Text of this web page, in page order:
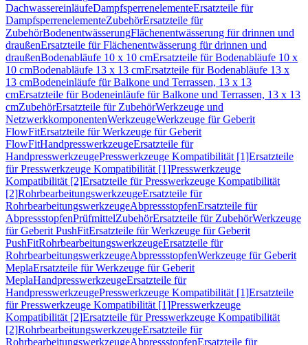
DachwassereinläufeDampfsperrenelementeErsatzteile für
DampfsperrenelementeZubehörErsatzteile für
ZubehörBodenentwässerungFlächenentwässerung für drinnen und
draußenErsatzteile für Flächenentwässerung für drinnen und
draußenBodenabläufe 10 x 10 cmErsatzteile für Bodenabläufe 10 x
10 cmBodenabläufe 13 x 13 cmErsatzteile für Bodenabläufe 13 x
13 cmBodeneinläufe für Balkone und Terrassen, 13 x 13
cmErsatzteile für Bodeneinläufe für Balkone und Terrassen, 13 x 13
cmZubehörErsatzteile für ZubehörWerkzeuge und
NetzwerkkomponentenWerkzeugeWerkzeuge für Geberit
FlowFitErsatzteile für Werkzeuge für Geberit
FlowFitHandpresswerkzeugeErsatzteile für
HandpresswerkzeugePresswerkzeuge Kompatibilität [1]Ersatzteile
für Presswerkzeuge Kompatibilität [1]Presswerkzeuge
Kompatibilität [2]Ersatzteile für Presswerkzeuge Kompatibilität
[2]RohrbearbeitungswerkzeugeErsatzteile für
RohrbearbeitungswerkzeugeAbpressstopfenErsatzteile für
AbpressstopfenPrüfmittelZubehörErsatzteile für ZubehörWerkzeuge
für Geberit PushFitErsatzteile für Werkzeuge für Geberit
PushFitRohrbearbeitungswerkzeugeErsatzteile für
RohrbearbeitungswerkzeugeAbpressstopfenWerkzeuge für Geberit
MeplaErsatzteile für Werkzeuge für Geberit
MeplaHandpresswerkzeugeErsatzteile für
HandpresswerkzeugePresswerkzeuge Kompatibilität [1]Ersatzteile
für Presswerkzeuge Kompatibilität [1]Presswerkzeuge
Kompatibilität [2]Ersatzteile für Presswerkzeuge Kompatibilität
[2]RohrbearbeitungswerkzeugeErsatzteile für
RohrbearbeitungswerkzeugeAbpressstopfenErsatzteile für